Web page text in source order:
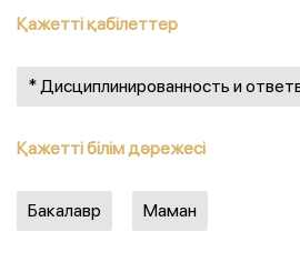
Қажетті қабілеттер
* Дисциплинированность и
Қажетті білім дәрежесі
Бакалавр Маман